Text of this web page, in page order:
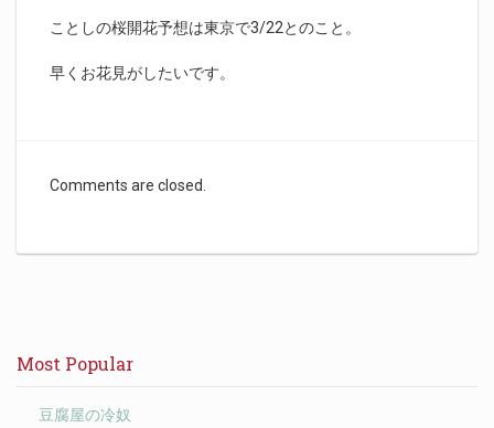
ことしの桜開花予想は東京で3/22とのこと。
早くお花見がしたいです。
Comments are closed.
Most Popular
豆腐屋の冷奴